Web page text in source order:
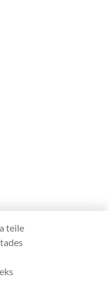
Reserved.
teile